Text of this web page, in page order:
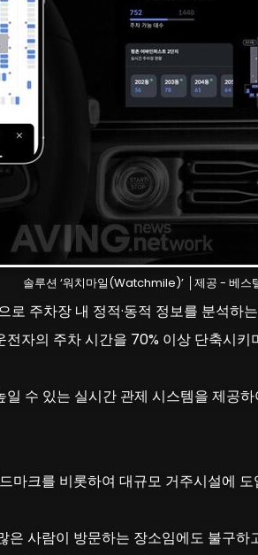
솔루션 ‘워치마일(Watchmile)’ │제공 - 베스
주차장 내 정적·동적 정보를 분석하
자의 주차 시간을 70% 이상 단축시
수 있는 실시간 관제 시스템을 제공
마크를 비롯하여 대규모 거주시설에
사람이 방문하는 장소임에도 불구